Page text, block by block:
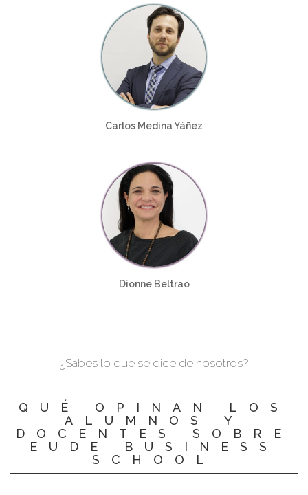
Carlos Medina Yáñez
Dionne Beltrao
¿Sabes lo que se dice de nosotros?
QUÉ OPINAN LOS
ALUMNOS Y
DOCENTES SOBRE
EUDE BUSINESS
SCHOOL